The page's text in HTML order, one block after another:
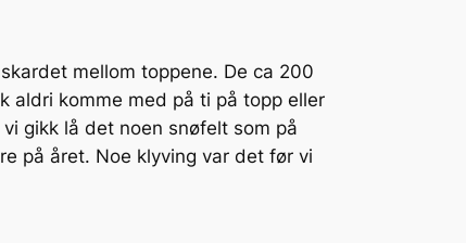
mellom toppene. De ca 200
aldri komme med på ti på topp eller
gikk lå det noen snøfelt som på
på året. Noe klyving var det før vi